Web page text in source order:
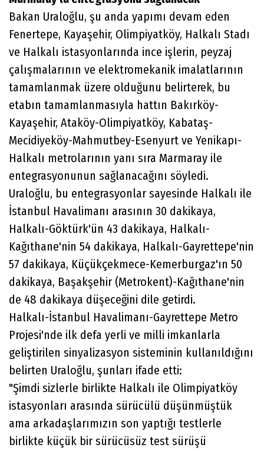
Bakan Uraloğlu, şu anda yapımı devam eden
Fenertepe, Kayaşehir, Olimpiyatköy, Halkalı Stadı
ve Halkalı istasyonlarında ince işlerin, peyzaj
çalışmalarının ve elektromekanik imalatlarının
tamamlanmak üzere olduğunu belirterek, bu
etabın tamamlanmasıyla hattın Bakırköy-
Kayaşehir, Ataköy-Olimpiyatköy, Kabataş-
Mecidiyeköy-Mahmutbey-Esenyurt ve Yenikapı-
Halkalı metrolarının yanı sıra Marmaray ile
entegrasyonunun sağlanacağını söyledi.
Uraloğlu, bu entegrasyonlar sayesinde Halkalı ile
İstanbul Havalimanı arasının 30 dakikaya,
Halkalı-Göktürk'ün 43 dakikaya, Halkalı-
Kağıthane'nin 54 dakikaya, Halkalı-Gayrettepe'nin
57 dakikaya, Küçükçekmece-Kemerburgaz'ın 50
dakikaya, Başakşehir (Metrokent)-Kağıthane'nin
de 48 dakikaya düşeceğini dile getirdi.
Halkalı-İstanbul Havalimanı-Gayrettepe Metro
Projesi'nde ilk defa yerli ve milli imkanlarla
geliştirilen sinyalizasyon sisteminin kullanıldığını
belirten Uraloğlu, şunları ifade etti:
"Şimdi sizlerle birlikte Halkalı ile Olimpiyatköy
istasyonları arasında sürücülü düşünmüştük
ama arkadaşlarımızın son yaptığı testlerle
birlikte küçük bir sürücüsüz test sürüşü